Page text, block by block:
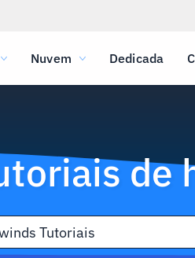
Nuvem Dedicada
de